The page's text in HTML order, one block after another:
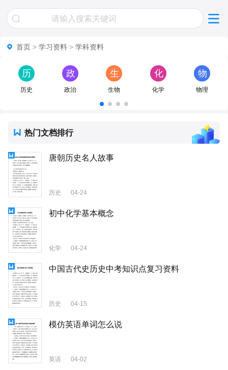
首页 > 学习资料 > 学科资料
历
史
历史
政
治
政治
生
物
生物
化
学
化学
物
理
物理
热门文档排行
唐朝历史名人故事
历史 04-24
初中化学基本概念
化学 04-24
中国古代史历史中考知识点复习资料
历史 04-15
模仿英语单词怎么说
英语 04-02